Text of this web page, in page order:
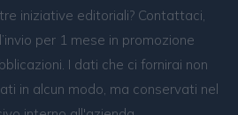
iniziative editoriali? Contattaci,
per 1 mese in promozione
I dati che ci fornirai non
in alcun modo, ma conservati nel